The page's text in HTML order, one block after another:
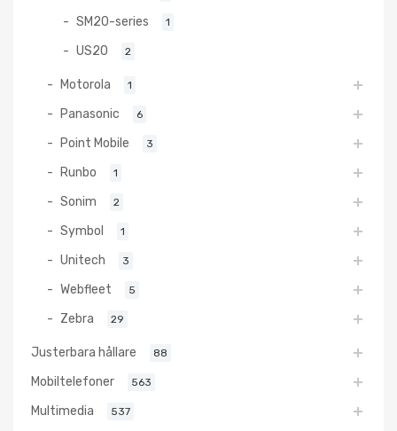
SM20-series 1
US20 2
Motorola 1
Panasonic 6
Point Mobile 3
Runbo 1
Sonim 2
Symbol 1
Unitech 3
Webfleet 5
Zebra 29
Justerbara hållare 88
Mobiltelefoner 563
Multimedia 537